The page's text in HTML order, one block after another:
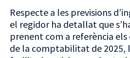
Respecte a les previsions
el regidor ha detallat que
prenent com a referència els
de la comptabilitat de 2025,